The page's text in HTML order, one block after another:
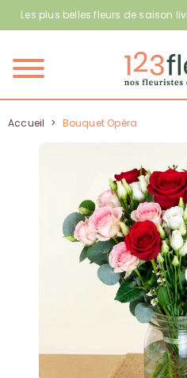
Les plus belles fleurs de saison
Menu
Accueil > Bouquet Opéra